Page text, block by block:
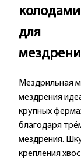
колодами
для
Мездрильная
мездрения
крупных
благодаря
мездрения.
крепления